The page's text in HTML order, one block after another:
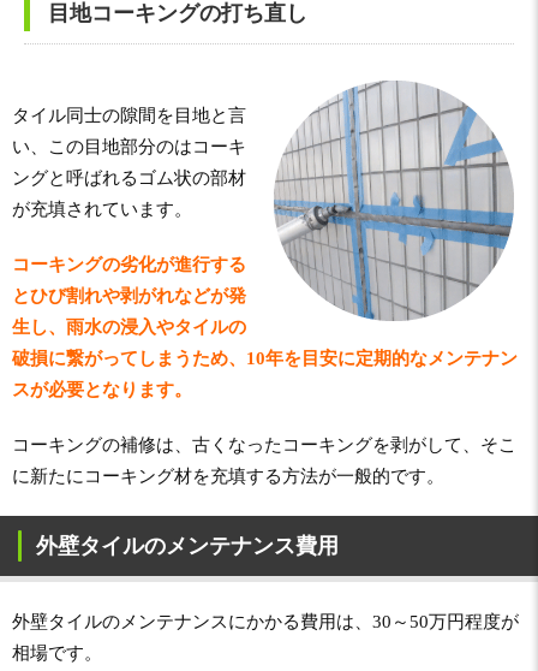
目地コーキングの打ち直し
タイル同士の隙間を目地と言
い、この目地部分のはコーキ
ングと呼ばれるゴム状の部材
が充填されています。
コーキングの劣化が進行する
とひび割れや剥がれなどが発
生し、雨水の浸入やタイルの
破損に繋がってしまうため、10年を目安に定期的なメンテナン
スが必要となります。
コーキングの補修は、古くなったコーキングを剥がして、そこ
に新たにコーキング材を充填する方法が一般的です。
外壁タイルのメンテナンス費用
外壁タイルのメンテナンスにかかる費用は、30～50万円程度が
相場です。